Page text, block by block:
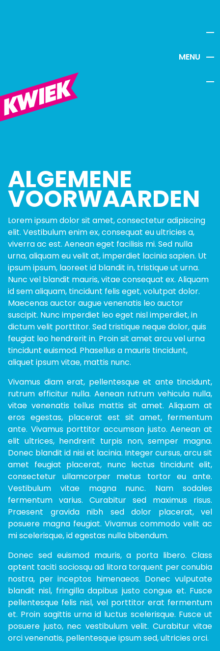
MENU
ALGEMENE
VOORWAARDEN
Lorem ipsum dolor sit amet, consectetur adipiscing
elit. Vestibulum enim ex, consequat eu ultricies a,
viverra ac est. Aenean eget facilisis mi. Sed nulla
urna, aliquam eu velit at, imperdiet lacinia sapien. Ut
ipsum ipsum, laoreet id blandit in, tristique ut urna.
Nunc vel blandit mauris, vitae consequat ex. Aliquam
id sem aliquam, tincidunt felis eget, volutpat dolor.
Maecenas auctor augue venenatis leo auctor
suscipit. Nunc imperdiet leo eget nisl imperdiet, in
dictum velit porttitor. Sed tristique neque dolor, quis
feugiat leo hendrerit in. Proin sit amet arcu vel urna
tincidunt euismod. Phasellus a mauris tincidunt,
aliquet ipsum vitae, mattis nunc.
Vivamus diam erat, pellentesque et ante tincidunt,
rutrum efficitur nulla. Aenean rutrum vehicula nulla,
vitae venenatis tellus mattis sit amet. Aliquam at
eros egestas, placerat est sit amet, fermentum
ante. Vivamus porttitor accumsan justo. Aenean at
elit ultrices, hendrerit turpis non, semper magna.
Donec blandit id nisi et lacinia. Integer cursus, arcu sit
amet feugiat placerat, nunc lectus tincidunt elit,
consectetur ullamcorper metus tortor eu ante.
Vestibulum vitae magna nunc. Nam sodales
fermentum varius. Curabitur sed maximus risus.
Praesent gravida nibh sed dolor placerat, vel
posuere magna feugiat. Vivamus commodo velit ac
mi scelerisque, id egestas nulla bibendum.
Donec sed euismod mauris, a porta libero. Class
aptent taciti sociosqu ad litora torquent per conubia
nostra, per inceptos himenaeos. Donec vulputate
blandit nisl, fringilla dapibus justo congue et. Fusce
pellentesque felis nisl, vel porttitor erat fermentum
et. Proin sagittis urna id luctus scelerisque. Fusce ut
posuere justo, nec vestibulum velit. Curabitur vitae
orci venenatis, pellentesque ipsum sed, ultricies orci.